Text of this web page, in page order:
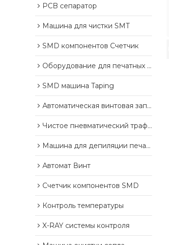
PCB сепаратор
Машина для чистки SMT
SMD компонентов Счетчик
Оборудование для печатных плат
SMD машина Taping
Автоматическая винтовая запорная машина
Чистое пневматический трафарета
Машина для депиляции печатных плат
Автомат Винт
Счетчик компонентов SMD
Контроль температуры
X-RAY системы контроля